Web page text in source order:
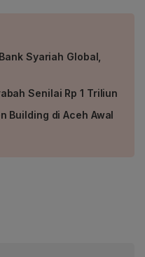
Syariah Global,
Senilai Rp 1 Triliun
Building di Aceh Awal